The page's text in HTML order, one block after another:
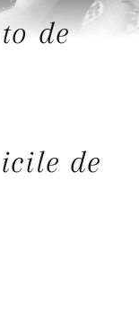
de
de